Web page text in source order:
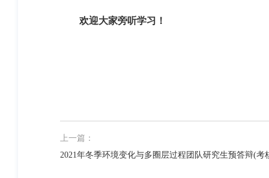
欢迎大家旁听学习！
上一篇：
2021年冬季环境变化与多圈层过程团队研究生预答辩(考